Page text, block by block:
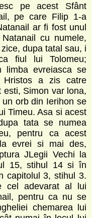
pe acest Sfânt
pe care Filip 1-a
ar fi fost unul
cu numele,
dupa tatal sau, i
fiul lui Tolomeu;
limba evreiasca se
Hristos a zis catre
esti, Simon var lona,
orb din Ierihon se
Timeu. Asa si acest
tata se numea
pentru ca acest
evrei si mai des,
JLegii Vechi la
15, stihul 14 si în
capitolul 3, stihul 3.
cel adevarat al lui
pentru ca nu se
chemarea lui